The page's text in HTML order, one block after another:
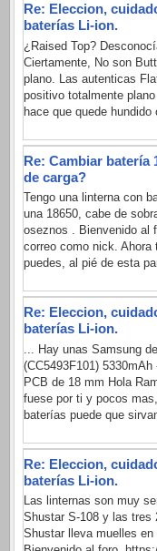
Re: Eleccion,
baterías Li-ion.
¿Raised Top?
Ciertamente, No son
plano. Las autenticas
positivo totalmente
hace que quede hundido
Re: Cambiar batería
de carga?
Tengo una linterna con
una 18650, cabe de
oseznos . Bienvenido al
correo como nick. Ahora
puedes, al pié de esta
Re: Eleccion,
baterías Li-ion.
... Hay unas Samsung
(CC5493F101)
PCB de 18 mm Hola
fuese por ti y pocos
baterías puede que
Re: Eleccion,
baterías Li-ion.
Las linternas son muy
Shustar S-108 y las tres
Shustar lleva muelles